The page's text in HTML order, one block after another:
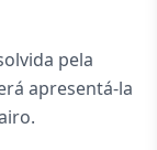
pela
apresentá-la